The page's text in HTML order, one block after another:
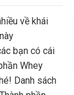
về khái
bạn có cái
Whey
Danh sách